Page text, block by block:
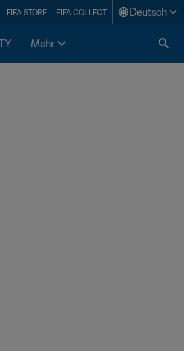
FIFA STORE FIFA COLLECT Deutsch
Mehr